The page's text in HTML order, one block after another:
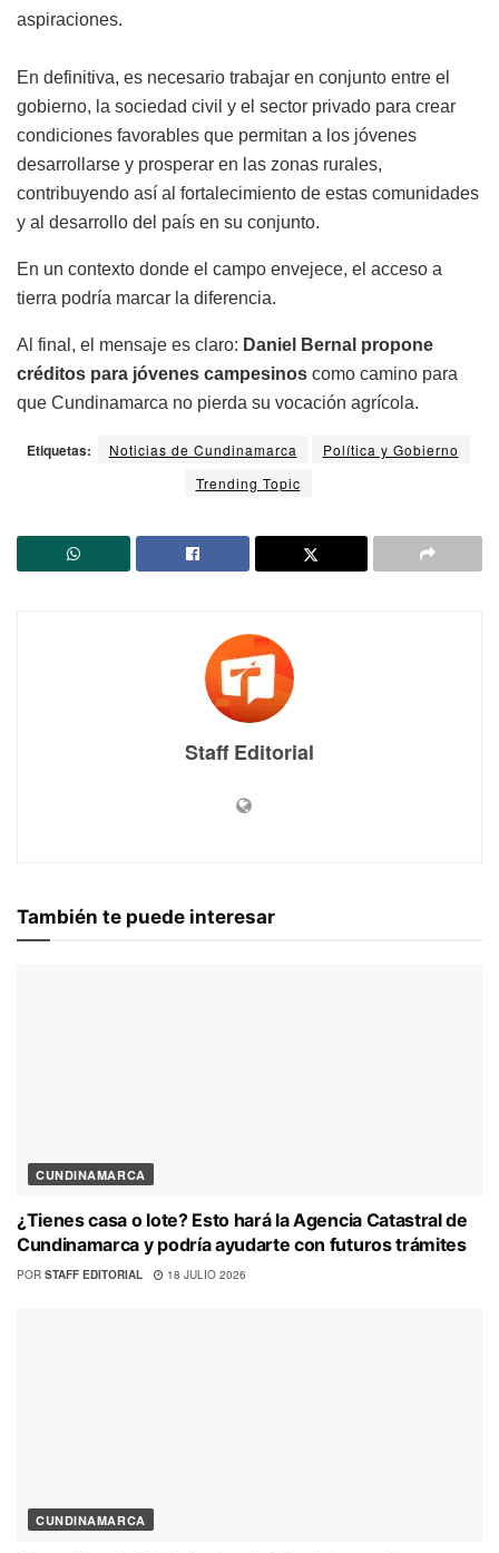
aspiraciones.
En definitiva, es necesario trabajar en conjunto entre el
gobierno, la sociedad civil y el sector privado para crear
condiciones favorables que permitan a los jóvenes
desarrollarse y prosperar en las zonas rurales,
contribuyendo así al fortalecimiento de estas comunidades
y al desarrollo del país en su conjunto.
En un contexto donde el campo envejece, el acceso a
tierra podría marcar la diferencia.
Al final, el mensaje es claro: Daniel Bernal propone
créditos para jóvenes campesinos como camino para
que Cundinamarca no pierda su vocación agrícola.
Etiquetas: Noticias de Cundinamarca
Política y Gobierno
Trending Topic
Staff Editorial
También te puede interesar
CUNDINAMARCA
¿Tienes casa o lote? Esto hará la Agencia Catastral de
Cundinamarca y podría ayudarte con futuros trámites
POR STAFF EDITORIAL 18 JULIO 2026
CUNDINAMARCA